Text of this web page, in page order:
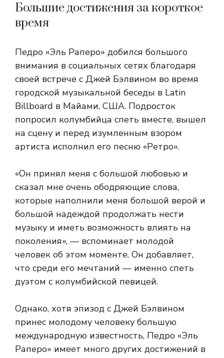
Большие достижения за короткое
время
Педро «Эль Раперо» добился большого
внимания в социальных сетях благодаря
своей встрече с Джей Бэлвином во время
городской музыкальной беседы в Latin
Billboard в Майами, США. Подросток
попросил колумбийца спеть вместе, вышел
на сцену и перед изумленным взором
артиста исполнил его песню «Ретро».
«Он принял меня с большой любовью и
сказал мне очень ободряющие слова,
которые наполнили меня большой верой и
большой надеждой продолжать нести
музыку и иметь возможность влиять на
поколения», — вспоминает молодой
человек об этом моменте. Он добавляет,
что среди его мечтаний — именно спеть
дуэтом с колумбийской певицей.
Однако, хотя эпизод с Джей Бэлвином
принес молодому человеку большую
международную известность, Педро «Эль
Раперо» имеет много других достижений в